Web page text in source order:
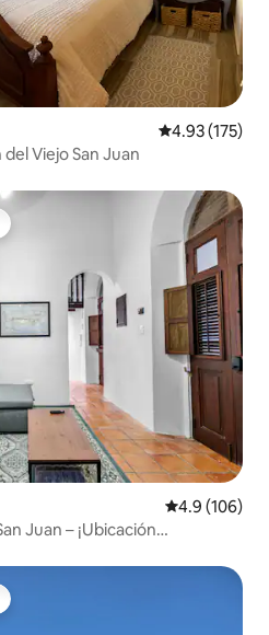
Calificación
4.93 (175)
Viejo San Juan
Calificación
4.9 (106)
Juan – ¡Ubicación